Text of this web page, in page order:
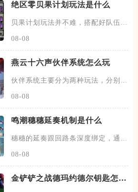
绝区零贝果计划玩法是什么
贝果计划玩法并不难，搭配好队伍和
08-08
燕云十六声伙伴系统怎么玩
伙伴系统主要分为两种玩法，分别是
08-08
鸣潮穗穗延奏机制是什么
穗穗的延奏跟回路条深度绑定，通过
08-08
金铲铲之战德玛约德尔钥匙怎么